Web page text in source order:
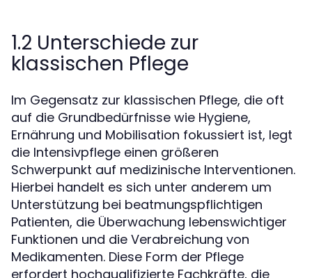
1.2 Unterschiede zur
klassischen Pflege
Im Gegensatz zur klassischen Pflege, die oft
auf die Grundbedürfnisse wie Hygiene,
Ernährung und Mobilisation fokussiert ist, legt
die Intensivpflege einen größeren
Schwerpunkt auf medizinische Interventionen.
Hierbei handelt es sich unter anderem um
Unterstützung bei beatmungspflichtigen
Patienten, die Überwachung lebenswichtiger
Funktionen und die Verabreichung von
Medikamenten. Diese Form der Pflege
erfordert hochqualifizierte Fachkräfte, die